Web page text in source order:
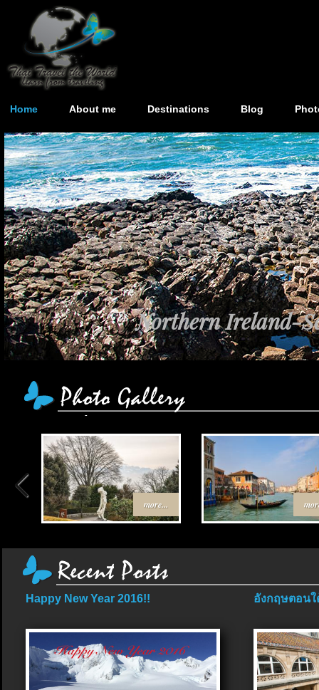
Home About me Destinations Blog
Northern Ireland-
เส้นทาง Egypt-
more...
Happy New Year 2016!! อังกฤษตอนใ